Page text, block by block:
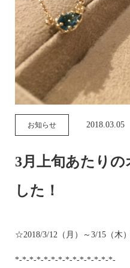
お知らせ 2018.03.05
3月上旬あたりの
した！
☆2018/3/12（月）～3/15（木
*-*-*-*-*-*-*-*-*-*-*-*-*-*-